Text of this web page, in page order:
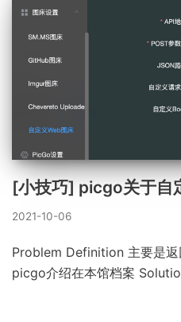
[小技巧] picgo关于自
2021-10-06
Problem Definition 主要是
picgo介绍在本馆档案